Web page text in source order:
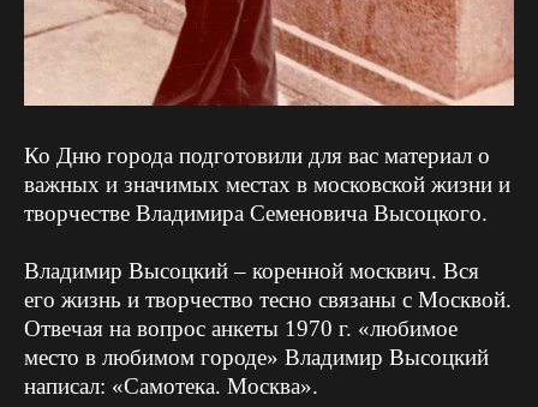
Ко Дню города подготовили для вас материал о
важных и значимых местах в московской жизни и
творчестве Владимира Семеновича Высоцкого.
Владимир Высоцкий – коренной москвич. Вся
его жизнь и творчество тесно связаны с Москвой.
Отвечая на вопрос анкеты 1970 г. «любимое
место в любимом городе» Владимир Высоцкий
написал: «Самотека. Москва».